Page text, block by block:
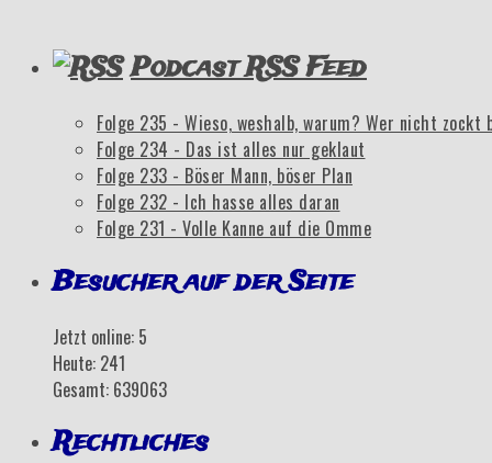
Podcast RSS Feed
Folge 235 - Wieso, weshalb, warum? Wer nicht zockt
Folge 234 - Das ist alles nur geklaut
Folge 233 - Böser Mann, böser Plan
Folge 232 - Ich hasse alles daran
Folge 231 - Volle Kanne auf die Omme
Besucher auf der Seite
Jetzt online: 5
Heute: 241
Gesamt: 639063
Rechtliches